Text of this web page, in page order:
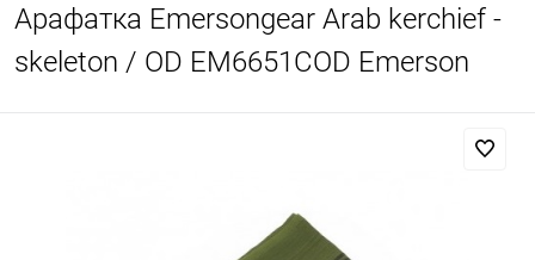
Арафатка Emersongear Arab kerchief -
skeleton / OD EM6651COD Emerson